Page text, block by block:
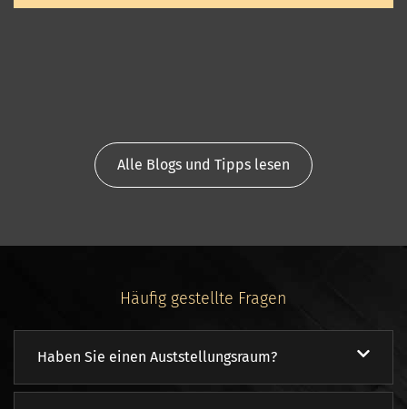
Alle Blogs und Tipps lesen
Häufig gestellte Fragen
Haben Sie einen Auststellungsraum?